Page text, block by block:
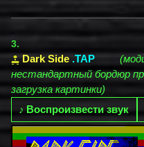
3.
Dark Side .TAP
нестандартный бордюр
загрузка картинки)
♪ Воспроизвести звук